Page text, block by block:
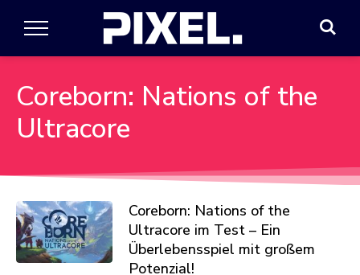
Coreborn: Nations of the
Ultracore
Coreborn: Nations of the
Ultracore im Test – Ein
Überlebensspiel mit großem
Potenzial!